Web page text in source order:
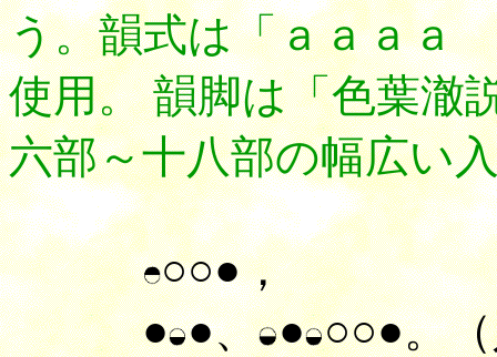
う。韻式は「ａａａａ
使用。 韻脚は「色葉
六部～十八部の幅広い
○○●，
● ●、 ● ○○●。